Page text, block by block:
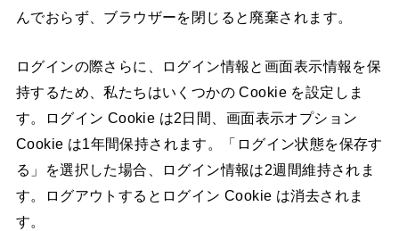
んでおらず、ブラウザーを閉じると廃棄されます。
ログインの際さらに、ログイン情報と画面表示情報を保
持するため、私たちはいくつかの Cookie を設定しま
す。ログイン Cookie は2日間、画面表示オプション
Cookie は1年間保持されます。「ログイン状態を保存す
る」を選択した場合、ログイン情報は2週間維持されま
す。ログアウトするとログイン Cookie は消去されま
す。